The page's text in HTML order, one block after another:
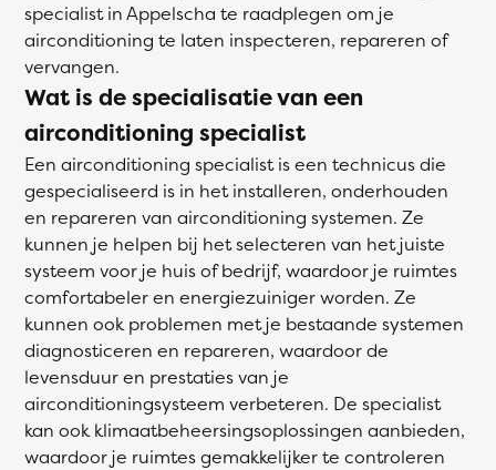
specialist in Appelscha te raadplegen om je
airconditioning te laten inspecteren, repareren of
vervangen.
Wat is de specialisatie van een
airconditioning specialist
Een airconditioning specialist is een technicus die
gespecialiseerd is in het installeren, onderhouden
en repareren van airconditioning systemen. Ze
kunnen je helpen bij het selecteren van het juiste
systeem voor je huis of bedrijf, waardoor je ruimtes
comfortabeler en energiezuiniger worden. Ze
kunnen ook problemen met je bestaande systemen
diagnosticeren en repareren, waardoor de
levensduur en prestaties van je
airconditioningsysteem verbeteren. De specialist
kan ook klimaatbeheersingsoplossingen aanbieden,
waardoor je ruimtes gemakkelijker te controleren